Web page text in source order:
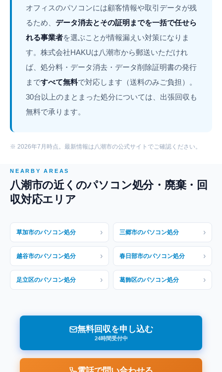
オフィスのパソコンには顧客情報や取引データが残
るため、 データ消去とその証明までを一括で任せら
れる事業者を選ぶことが情報漏えい対策になりま
す。株式会社HAKUは八潮市から郵送いただけれ
ば、処分料・データ消去・データ削除証明書の発行
まですべて無料で対応します（送料のみご負担）。
30台以上のまとまった処分については、出張回収も
無料で承ります。
※ 2026年7月時点。最新情報は八潮市の公式サイトでご確認ください。
NEARBY AREAS
八潮市の近くのパソコン処分・廃棄・回
収対応エリア
草加市のパソコン処分 › 三郷市のパソコン処分 ›
越谷市のパソコン処分 › 春日部市のパソコン処分 ›
足立区のパソコン処分 › 葛飾区のパソコン処分 ›
無料回収を申し込む
24時間受付中